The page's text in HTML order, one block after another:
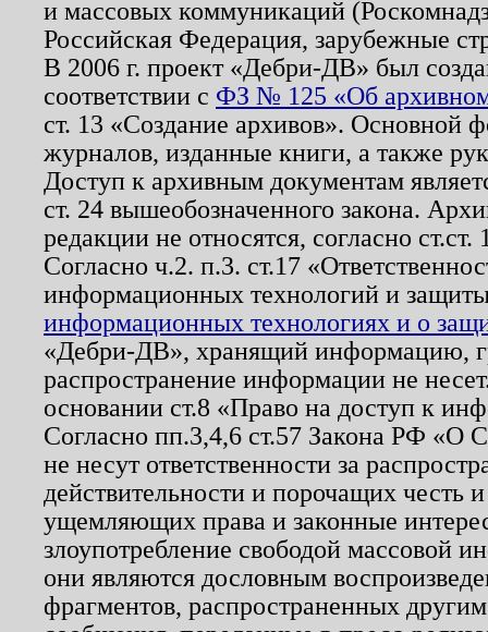
и массовых коммуникаций
Российская Федерация, зарубежные
В 2006 г. проект «Дебри-ДВ» был
соответствии с ФЗ № 125 «Об
ст. 13 «Создание архивов». Основной
журналов, изданные книги, а также
Доступ к архивным документам
ст. 24 вышеобозначенного закона.
редакции не относятся, согласно
Согласно ч.2. п.3. ст.17
информационных технологий и
информационных технологиях и о
«Дебри-ДВ», хранящий информацию,
распространение информации не
основании ст.8 «Право на доступ к
Согласно пп.3,4,6 ст.57 Закона РФ «О
не несут ответственности за
действительности и порочащих честь
ущемляющих права и законные
злоупотребление свободой массовой
они являются дословным
фрагментов, распространенных